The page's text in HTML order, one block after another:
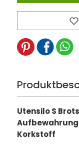
Utensilo S
Korkstoff